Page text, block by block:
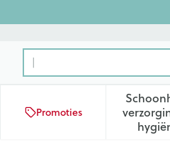
Product, merk, categorie...
Promoties